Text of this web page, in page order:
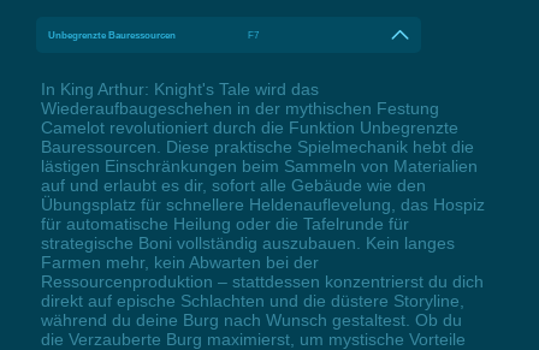
Unbegrenzte Bauressourcen F7
In King Arthur: Knight's Tale wird das
Wiederaufbaugeschehen in der mythischen Festung
Camelot revolutioniert durch die Funktion Unbegrenzte
Bauressourcen. Diese praktische Spielmechanik hebt die
lästigen Einschränkungen beim Sammeln von Materialien
auf und erlaubt es dir, sofort alle Gebäude wie den
Übungsplatz für schnellere Heldenauflevelung, das Hospiz
für automatische Heilung oder die Tafelrunde für
strategische Boni vollständig auszubauen. Kein langes
Farmen mehr, kein Abwarten bei der
Ressourcenproduktion – stattdessen konzentrierst du dich
direkt auf epische Schlachten und die düstere Storyline,
während du deine Burg nach Wunsch gestaltest. Ob du
die Verzauberte Burg maximierst, um mystische Vorteile